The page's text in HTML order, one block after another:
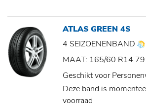
ATLAS GREEN 4S
4 SEIZOENENBAND
MAAT: 165/60 R14
Geschikt voor
Deze band is
voorraad